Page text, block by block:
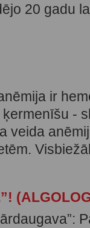
20 gadu
ir
-
veida